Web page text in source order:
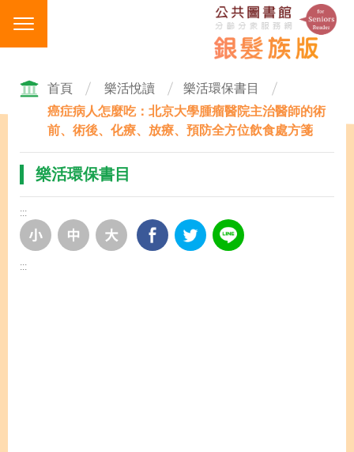
主
首頁 樂活悅讀
樂活環保書目
癌症病人怎麼吃：北京大學腫瘤醫院主治醫師的術
前、術後、化療、放療、預防全方位飲食處方箋
樂活環保書目
:::
:::